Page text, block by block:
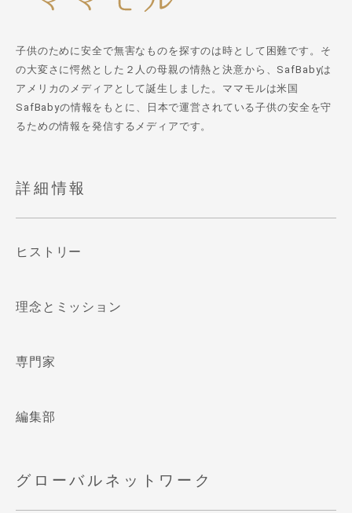
子供のために安全で無害なものを探すのは時として困難です。そ
の大変さに愕然とした２人の母親の情熱と決意から、SafBabyは
アメリカのメディアとして誕生しました。ママモルは米国
SafBabyの情報をもとに、日本で運営されている子供の安全を守
るための情報を発信するメディアです。
詳細情報
ヒストリー
理念とミッション
専門家
編集部
グローバルネットワーク